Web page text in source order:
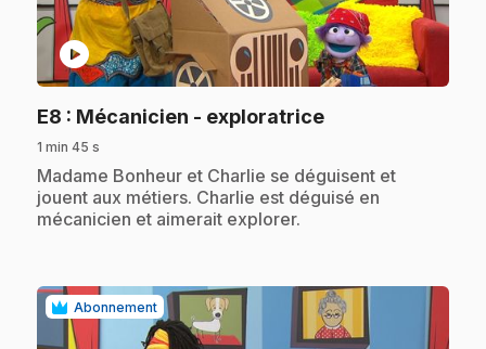
play_circle
E8 : Mécanicien - exploratrice.
1 min 45 s
.Madame Bonheur et Charlie se déguisent et
jouent aux métiers. Charlie est déguisé en
mécanicien et aimerait explorer.
Abonnement